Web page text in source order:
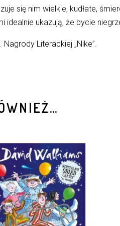
się nim wielkie, kudłate,
ukazują, że bycie
Literackiej „Nike”.